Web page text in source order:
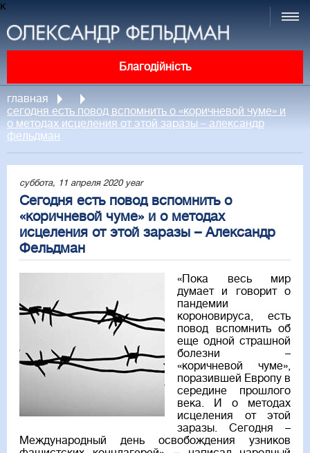
к
Благодійність
главная
сегодня есть повод вспомнить о «коричневой чуме» и
о методах исцеления от этой заразы – александр
фельдман
суббота, 11 апреля 2020 year
Сегодня есть повод вспомнить о
«коричневой чуме» и о методах
исцеления от этой заразы – Александр
Фельдман
«Пока весь мир
думает и говорит о
пандемии
короновируса, есть
повод вспомнить об
еще одной страшной
болезни –
«коричневой чуме»,
поразившей Европу в
середине прошлого
века. И о методах
исцеления от этой
заразы. Сегодня –
Международный день освобождения узников